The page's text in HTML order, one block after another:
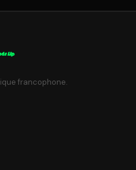
francophone.